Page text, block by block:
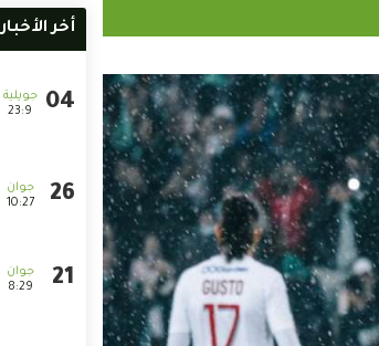
أخر الأخبار
23:9
10:27
8:29